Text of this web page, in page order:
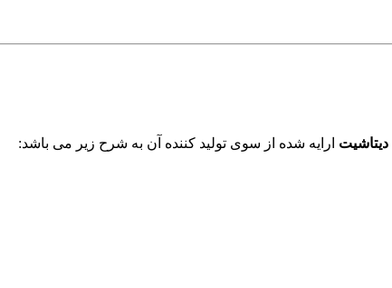
دیتاشیت ارایه شده از سوی تولید کننده آن به شرح زیر می باشد: